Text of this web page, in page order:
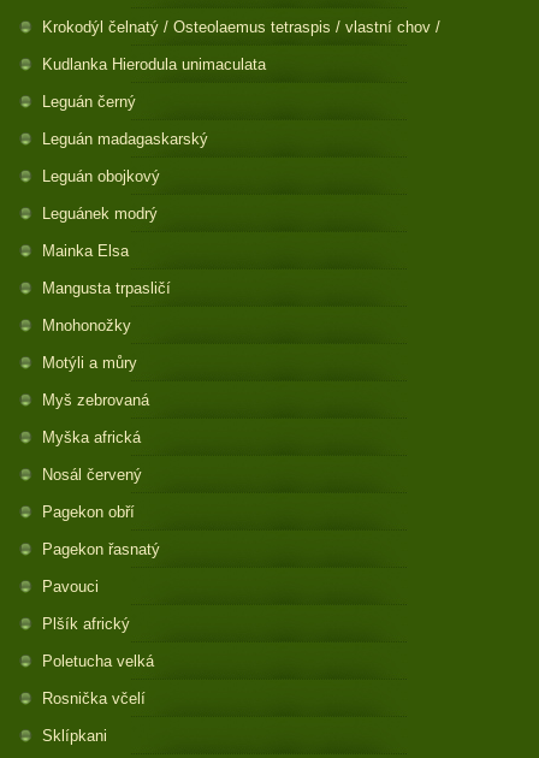
Krokodýl čelnatý / Osteolaemus tetraspis / vlastní chov /
Kudlanka Hierodula unimaculata
Leguán černý
Leguán madagaskarský
Leguán obojkový
Leguánek modrý
Mainka Elsa
Mangusta trpasličí
Mnohonožky
Motýli a můry
Myš zebrovaná
Myška africká
Nosál červený
Pagekon obří
Pagekon řasnatý
Pavouci
Plšík africký
Poletucha velká
Rosnička včelí
Sklípkani